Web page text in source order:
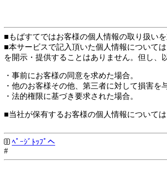
■もばすてではお客様の個人情報の取り扱い
■本サービスで記入頂いた個人情報について
を開示・提供することはありません。但し、
・事前にお客様の同意を求めた場合。
・他のお客様その他、第三者に対して損害を
・法的権限に基づき要求された場合。
■当社が保有するお客様の個人情報について
ﾍﾟｰｼﾞﾄｯﾌﾟへ
#